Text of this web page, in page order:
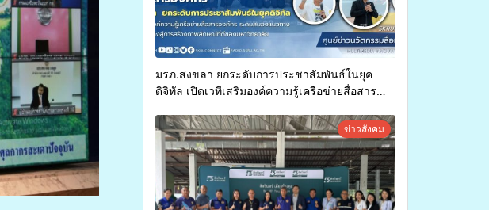
มรภ.สงขลา ยกระดับการประชาสัมพันธ์ในยุค
ดิจิทัล เปิดเวทีเสริมองค์ความรู้เครือข่ายสื่อสาร
การสร้างภาพลักษณ์ที่ดีของมหาวิทยาลัยข่าวสังคม